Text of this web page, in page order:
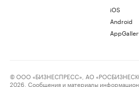
iOS
Android
© ООО «БИЗНЕСПРЕСС», АО
2026. Сообщения и материалы